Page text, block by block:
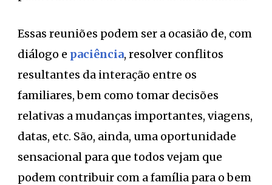
Essas reuniões podem ser a ocasião de, com
diálogo e paciência, resolver conflitos
resultantes da interação entre os
familiares, bem como tomar decisões
relativas a mudanças importantes, viagens,
datas, etc. São, ainda, uma oportunidade
sensacional para que todos vejam que
podem contribuir com a família para o bem